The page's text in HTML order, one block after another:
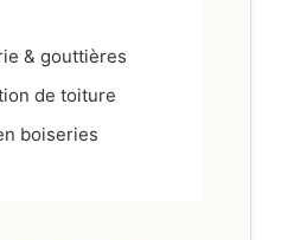
& gouttières
de toiture
boiseries